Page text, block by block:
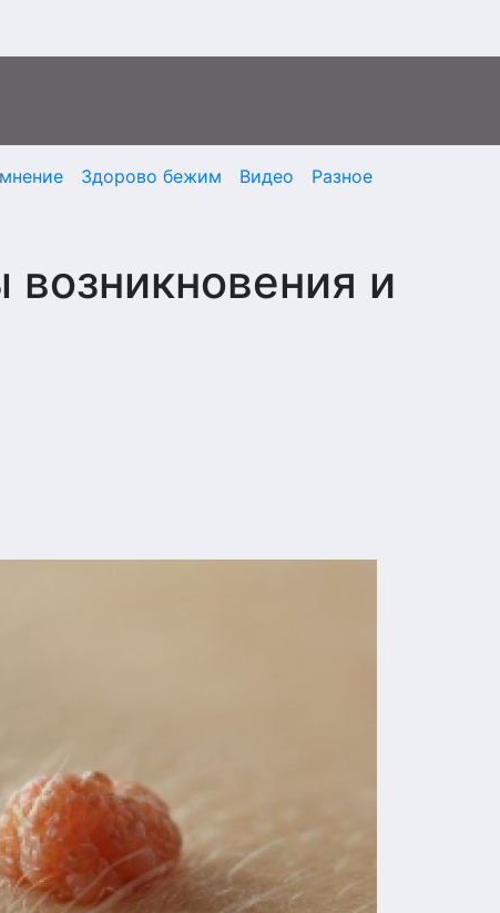
Здорово бежим Видео Разное
и